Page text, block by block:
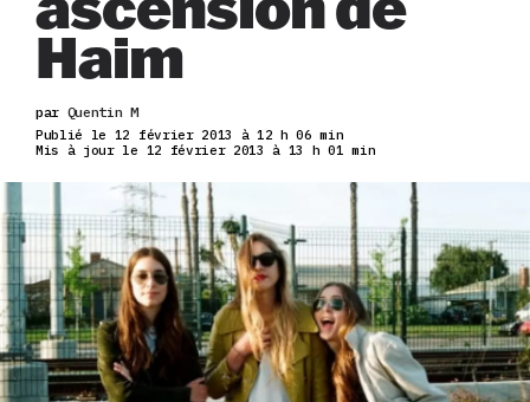
Haim
par Quentin M
Publié le 12 février 2013 à 12 h 06 min
Mis à jour le 12 février 2013 à 13 h 01 min